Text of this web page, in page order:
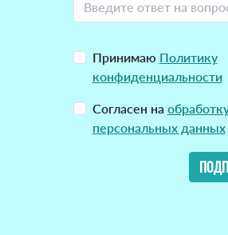
Принимаю Политику
конфиденциальности
Согласен на
персональных данных